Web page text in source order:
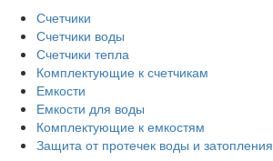
Счетчики
Счетчики воды
Счетчики тепла
Комплектующие к счетчикам
Емкости
Емкости для воды
Комплектующие к емкостям
Защита от протечек воды и затопления